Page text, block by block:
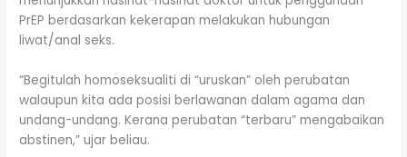
PrEP berdasarkan kekerapan melakukan hubungan
liwat/anal seks.
“Begitulah homoseksualiti di “uruskan” oleh perubatan
walaupun kita ada posisi berlawanan dalam agama dan
undang-undang. Kerana perubatan “terbaru” mengabaikan
abstinen,” ujar beliau.